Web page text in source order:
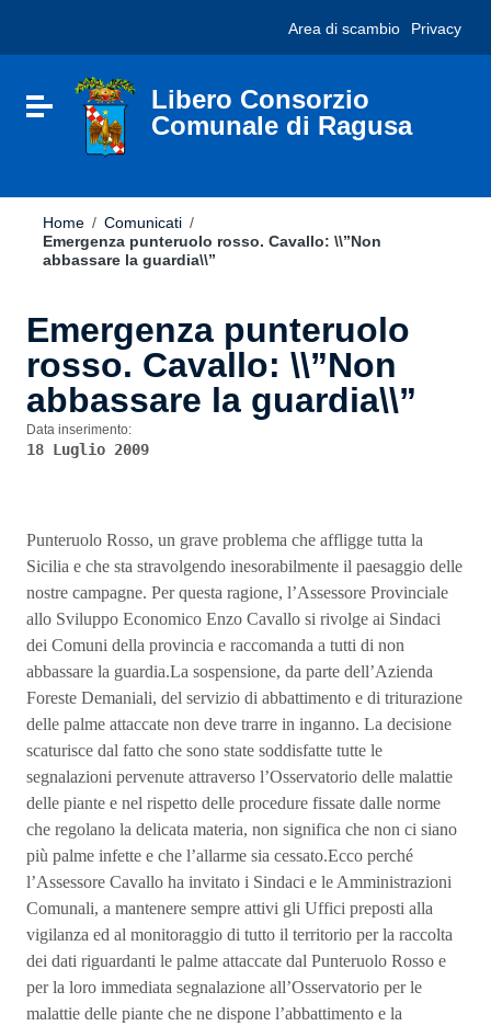
sito
include
Vai al footer
Area di scambio Privacy
Attiva / disattiva la navigazione
Libero Consorzio
Comunale di Ragusa
Home / Comunicati /
Emergenza punteruolo rosso. Cavallo: \\”Non
abbassare la guardia\\”
Emergenza punteruolo
rosso. Cavallo: \\”Non
abbassare la guardia\\”
Data inserimento:
18 Luglio 2009
Punteruolo Rosso, un grave problema che affligge tutta la
Sicilia e che sta stravolgendo inesorabilmente il paesaggio delle
nostre campagne. Per questa ragione, l’Assessore Provinciale
allo Sviluppo Economico Enzo Cavallo si rivolge ai Sindaci
dei Comuni della provincia e raccomanda a tutti di non
abbassare la guardia.La sospensione, da parte dell’Azienda
Foreste Demaniali, del servizio di abbattimento e di triturazione
delle palme attaccate non deve trarre in inganno. La decisione
scaturisce dal fatto che sono state soddisfatte tutte le
segnalazioni pervenute attraverso l’Osservatorio delle malattie
delle piante e nel rispetto delle procedure fissate dalle norme
che regolano la delicata materia, non significa che non ci siano
più palme infette e che l’allarme sia cessato.Ecco perché
l’Assessore Cavallo ha invitato i Sindaci e le Amministrazioni
Comunali, a mantenere sempre attivi gli Uffici preposti alla
vigilanza ed al monitoraggio di tutto il territorio per la raccolta
dei dati riguardanti le palme attaccate dal Punteruolo Rosso e
per la loro immediata segnalazione all’Osservatorio per le
malattie delle piante che ne dispone l’abbattimento e la